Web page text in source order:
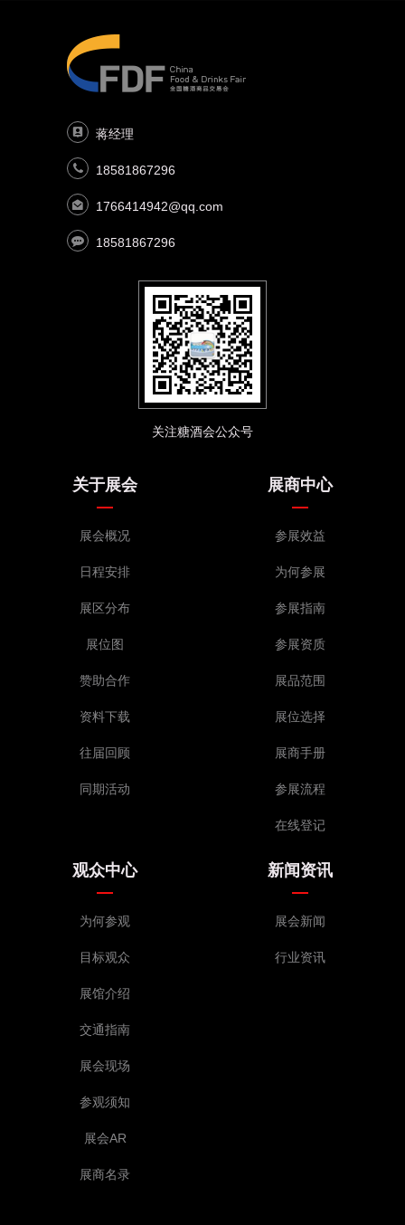
蒋经理
18581867296
1766414942@qq.com
18581867296
关注糖酒会公众号
关于展会
展会概况
日程安排
展区分布
展位图
赞助合作
资料下载
往届回顾
同期活动
展商中心
参展效益
为何参展
参展指南
参展资质
展品范围
展位选择
展商手册
参展流程
在线登记
观众中心
为何参观
目标观众
展馆介绍
交通指南
展会现场
参观须知
展会AR
展商名录
新闻资讯
展会新闻
行业资讯